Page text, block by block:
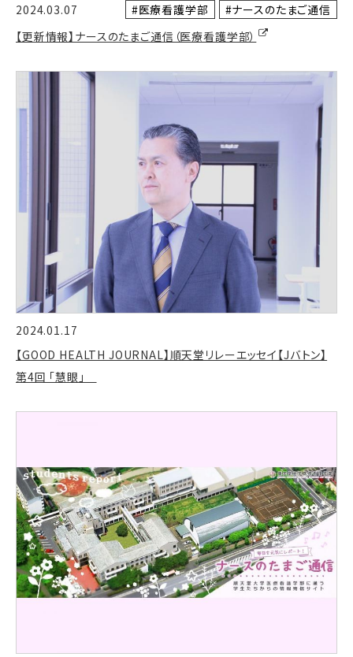
2024.03.07 #医療看護学部
#ナースのたまご通信
【更新情報】ナースのたまご通信（医療看護学部）
2024.01.17
【GOOD HEALTH JOURNAL】順天堂リレーエッセイ【Jバトン】
第4回 「慧眼」